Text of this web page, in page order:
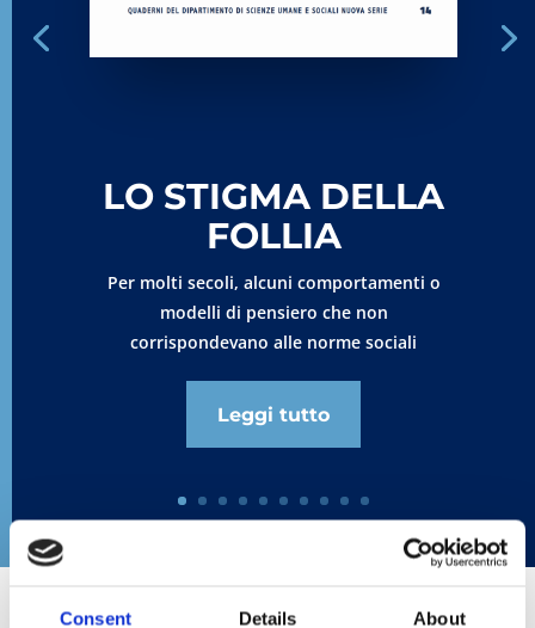
Consent Details About
LO STIGMA DELLA
FOLLIA
Per molti secoli, alcuni comportamenti o
modelli di pensiero che non
corrispondevano alle norme sociali
Leggi tutto